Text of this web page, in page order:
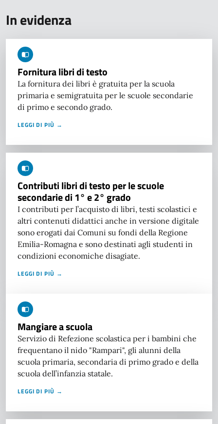
In evidenza
Fornitura libri di testo
La fornitura dei libri è gratuita per la scuola
primaria e semigratuita per le scuole secondarie
di primo e secondo grado.
LEGGI DI PIÙ →
Contributi libri di testo per le scuole
secondarie di 1° e 2° grado
I contributi per l’acquisto di libri, testi scolastici e
altri contenuti didattici anche in versione digitale
sono erogati dai Comuni su fondi della Regione
Emilia-Romagna e sono destinati agli studenti in
condizioni economiche disagiate.
LEGGI DI PIÙ →
Mangiare a scuola
Servizio di Refezione scolastica per i bambini che
frequentano il nido "Rampari", gli alunni della
scuola primaria, secondaria di primo grado e della
scuola dell’infanzia statale.
LEGGI DI PIÙ →